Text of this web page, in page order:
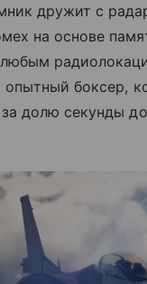
дружит с
на основе
любым
опытный боксер,
долю секунды